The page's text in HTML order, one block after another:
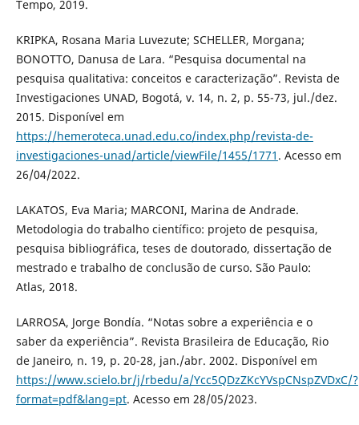
Tempo, 2019.
KRIPKA, Rosana Maria Luvezute; SCHELLER, Morgana;
BONOTTO, Danusa de Lara. “Pesquisa documental na
pesquisa qualitativa: conceitos e caracterização”. Revista de
Investigaciones UNAD, Bogotá, v. 14, n. 2, p. 55-73, jul./dez.
2015. Disponível em
https://hemeroteca.unad.edu.co/index.php/revista-de-
investigaciones-unad/article/viewFile/1455/1771 . Acesso em
26/04/2022.
LAKATOS, Eva Maria; MARCONI, Marina de Andrade.
Metodologia do trabalho científico: projeto de pesquisa,
pesquisa bibliográfica, teses de doutorado, dissertação de
mestrado e trabalho de conclusão de curso. São Paulo:
Atlas, 2018.
LARROSA, Jorge Bondía. “Notas sobre a experiência e o
saber da experiência”. Revista Brasileira de Educação, Rio
de Janeiro, n. 19, p. 20-28, jan./abr. 2002. Disponível em
https://www.scielo.br/j/rbedu/a/Ycc5QDzZKcYVspCNspZVDxC/?
format=pdf&lang=pt. Acesso em 28/05/2023.